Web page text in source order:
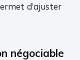
d’ajuster
négociable